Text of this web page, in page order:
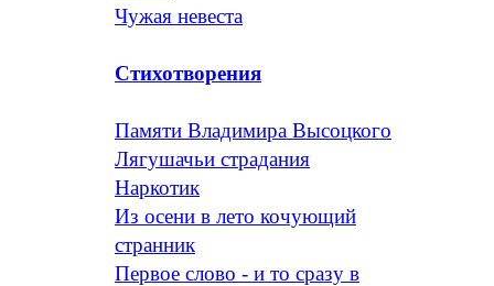
Чужая невеста
Стихотворения
Памяти Владимира Высоцкого
Лягушачьи страдания
Наркотик
Из осени в лето кочующий
странник
Первое слово - и то сразу в